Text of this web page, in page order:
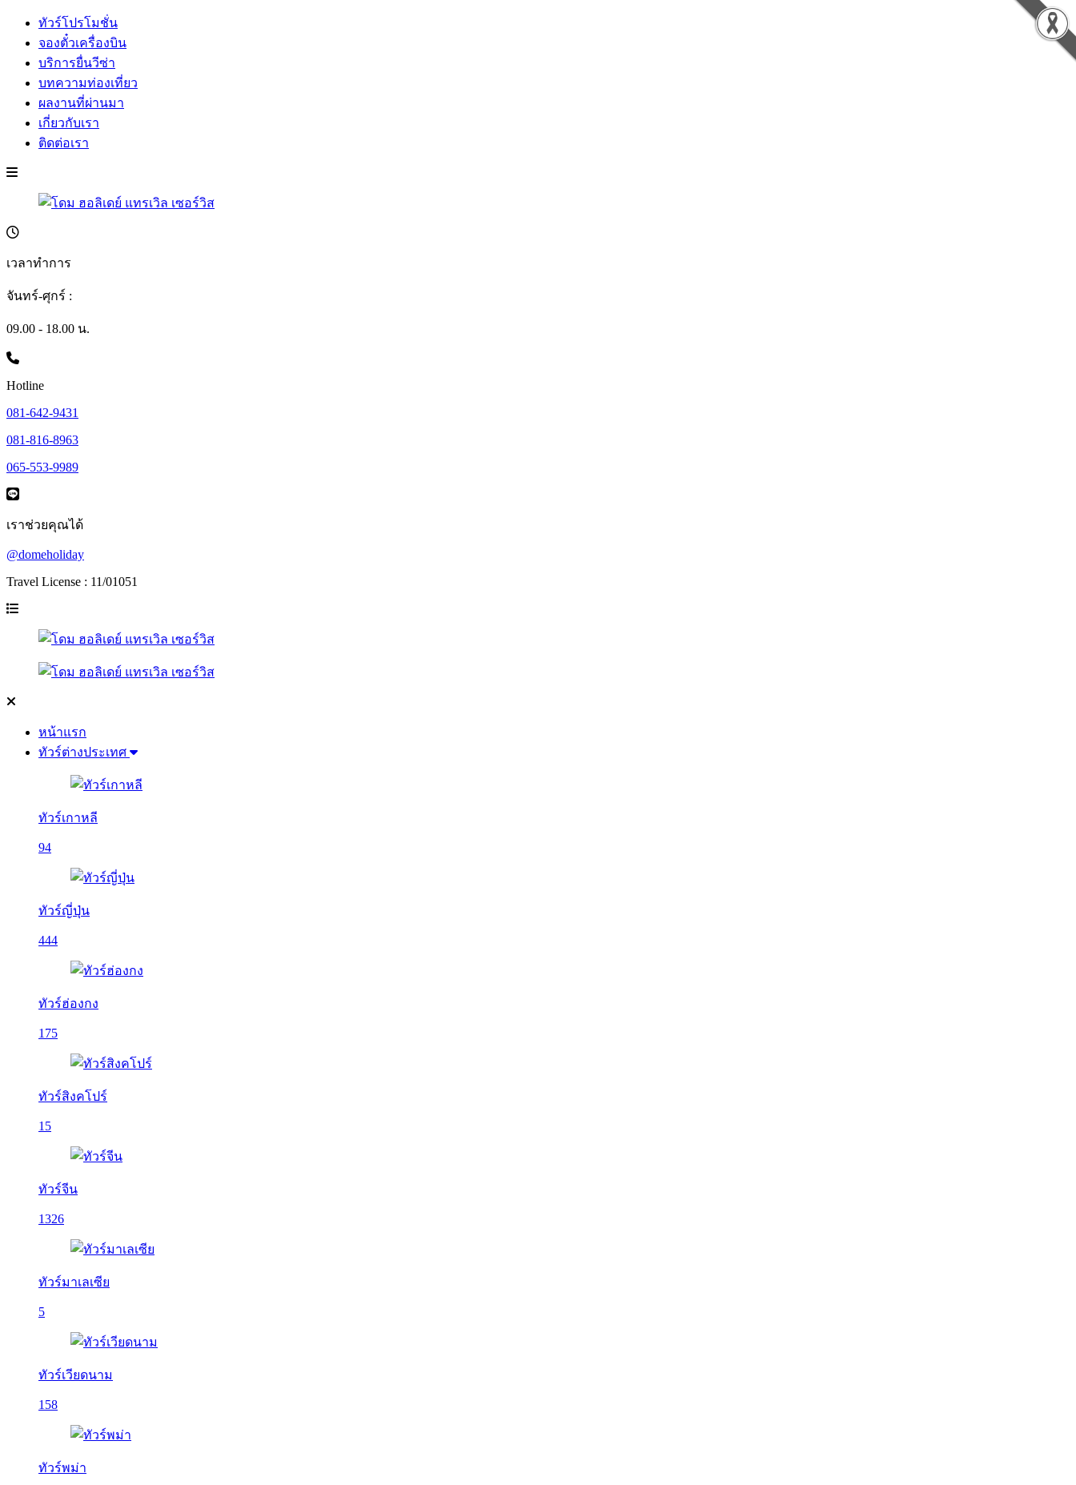
ทัวร์โปรโมชั่น
จองตั๋วเครื่องบิน
บริการยื่นวีซ่า
บทความท่องเที่ยว
ผลงานที่ผ่านมา
เกี่ยวกับเรา
ติดต่อเรา
เวลาทำการ
จันทร์-ศุกร์ :
09.00 - 18.00 น.
Hotline
081-642-9431
081-816-8963
065-553-9989
เราช่วยคุณได้
@domeholiday
Travel License : 11/01051
หน้าแรก
ทัวร์ต่างประเทศ
ทัวร์เกาหลี
94
ทัวร์ญี่ปุ่น
444
ทัวร์ฮ่องกง
175
ทัวร์สิงคโปร์
15
ทัวร์จีน
1326
ทัวร์มาเลเซีย
5
ทัวร์เวียดนาม
158
ทัวร์พม่า